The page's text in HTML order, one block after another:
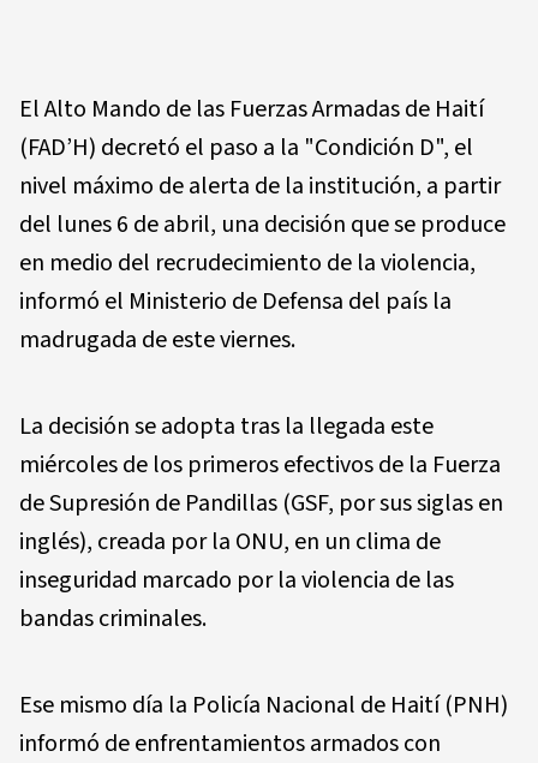
El Alto Mando de las Fuerzas Armadas de Haití
(FAD’H) decretó el paso a la "Condición D", el
nivel máximo de alerta de la institución, a partir
del lunes 6 de abril, una decisión que se produce
en medio del recrudecimiento de la violencia,
informó el Ministerio de Defensa del país la
madrugada de este viernes.
La decisión se adopta tras la llegada este
miércoles de los primeros efectivos de la Fuerza
de Supresión de Pandillas (GSF, por sus siglas en
inglés), creada por la ONU, en un clima de
inseguridad marcado por la violencia de las
bandas criminales.
Ese mismo día la Policía Nacional de Haití (PNH)
informó de enfrentamientos armados con